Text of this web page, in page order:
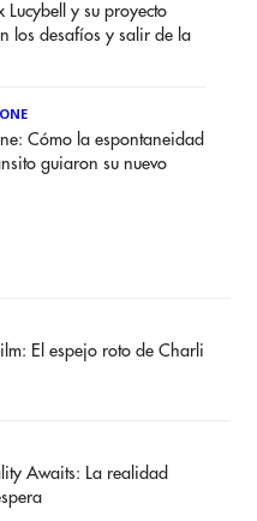
Lucybell y su proyecto
los desafíos y salir de la
Cómo la espontaneidad
guiaron su nuevo
El espejo roto de Charli
Awaits: La realidad